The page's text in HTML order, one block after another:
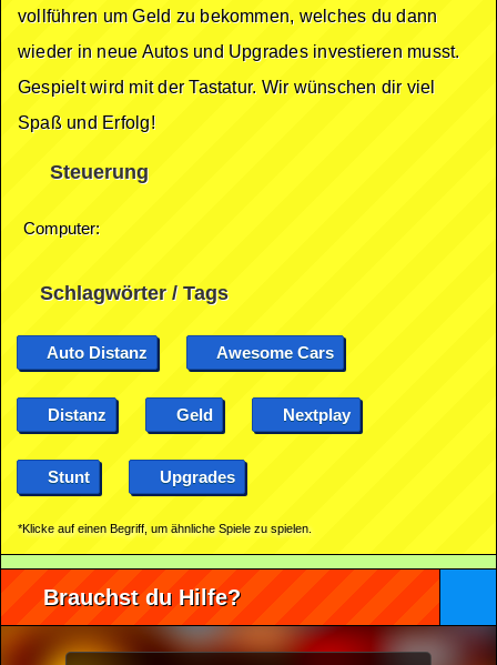
vollführen um Geld zu bekommen, welches du dann
wieder in neue Autos und Upgrades investieren musst.
Gespielt wird mit der Tastatur. Wir wünschen dir viel
Spaß und Erfolg!
Steuerung
Computer:
Schlagwörter / Tags
Auto Distanz Awesome Cars
Distanz Geld Nextplay
Stunt Upgrades
*Klicke auf einen Begriff, um ähnliche Spiele zu spielen.
Brauchst du Hilfe?